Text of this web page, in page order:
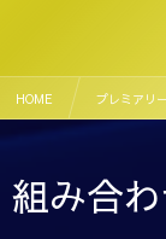
HOME プレミアリ
組み合